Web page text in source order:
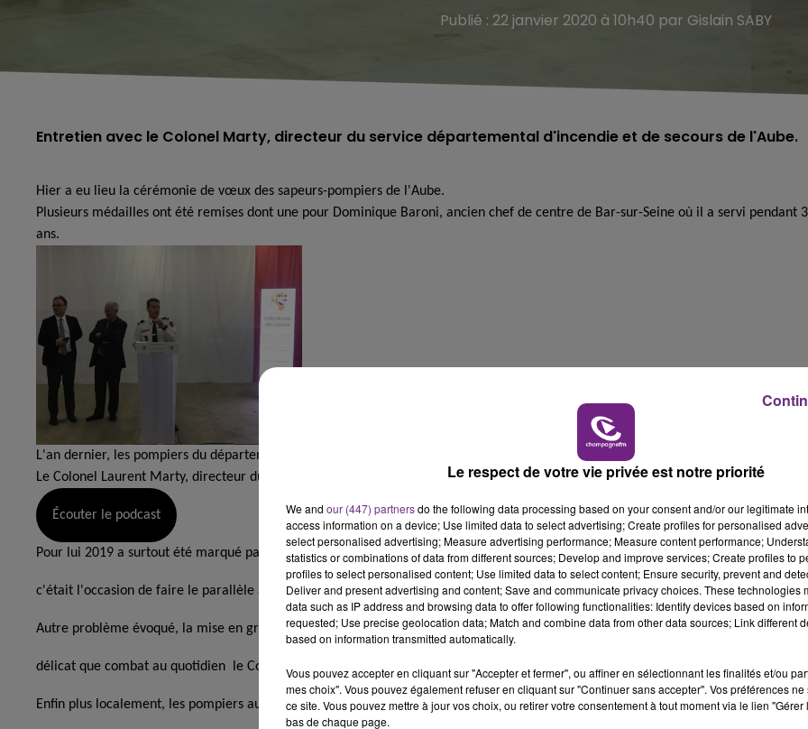
LE TICKET DE CAISSE LA RADIO POP
Publié : 22 janvier 2020 à 10h40 par Gislain SABY
Entretien avec le Colonel Marty, directeur du service départemental d'incendie et de secours de l'Aube.
Hier a eu lieu la cérémonie de vœux des sapeurs-pompiers de l'Aube.
Plusieurs médailles ont été remises dont une pour Dominique Baroni, ancien chef de centre de Bar-sur-Seine où il a servi pendant
ans.
L'an dernier, les pompiers du département ont été un peu moins surchargés.
Le Colonel Laurent Marty, directeur du Sdis de l'Aube explique pourquoi les interventions des ses équipes ont baissé en 2019.
Écouter le podcast
Pour lui 2019 a surtout été marqué par les très nombreux feux de chaumes. Avec le réchauffement climatique que l'on connait
c'était l'occasion de faire le parallèle avec les récents incendies en Australie. Écouter le podcast
Autre problème évoqué, la mise en grève de certains pompiers à cause des répétitions d'agressions verbales et physiques. Un sujet
délicat que combat au quotidien le Colonel Marty. Écouter le podcast
Enfin plus localement, les pompiers aubois sont surtout très impatients de voir l'ouverture de lanouvelle casernecette année. Il
Le respect de votre vie privée est notre priorité
We and our (447) partnersdo the following data processing based on your consent and/or our legitimate
access information on a device; Use limited data to select advertising; Create profiles for personalised
select personalised advertising; Measure advertising performance; Measure content performance;
statistics or combinations of data from different sources; Develop and improve services; Create profiles to
profiles to select personalised content; Use limited data to select content; Ensure security, prevent and
Deliver and present advertising and content; Save and communicate privacy choices. These technologies
data such as IP address and browsing data to offer following functionalities: Identify devices based on
requested; Use precise geolocation data; Match and combine data from other data sources; Link different
based on information transmitted automatically.
Vous pouvez accepter en cliquant sur "Accepter et fermer", ou affiner en sélectionnant les finalités et/ou
mes choix". Vous pouvez également refuser en cliquant sur "Continuer sans accepter". Vos préférences
ce site. Vous pouvez mettre à jour vos choix, ou retirer votre consentement à tout moment via le lien
bas de chaque page.